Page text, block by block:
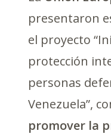
presentaron
el proyecto
protección
personas
Venezuela”,
promover la